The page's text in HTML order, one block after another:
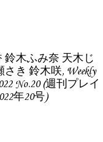
鈴木ふみ奈 天木じ
さき 鈴木咲, Weekly
No.20 (週刊プレイ
年20号)